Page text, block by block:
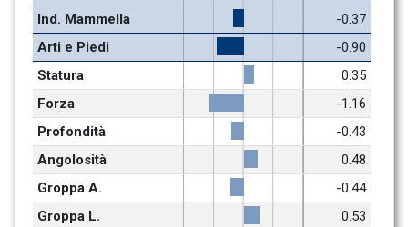
Ind. Mammella
-0.37
Arti e Piedi
-0.90
Statura
0.35
Forza
-1.16
Profondità
-0.43
Angolosità
0.48
Groppa A.
-0.44
Groppa L.
0.53